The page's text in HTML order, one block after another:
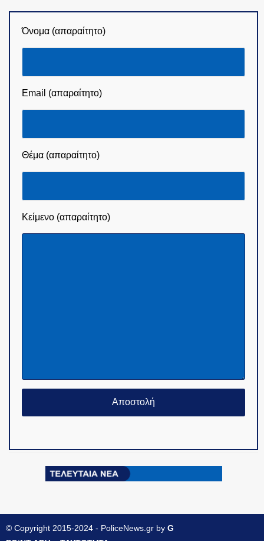
Όνομα (απαραίτητο)
Email (απαραίτητο)
Θέμα (απαραίτητο)
Κείμενο (απαραίτητο)
© Copyright 2015-2024 - PoliceNews.gr by G